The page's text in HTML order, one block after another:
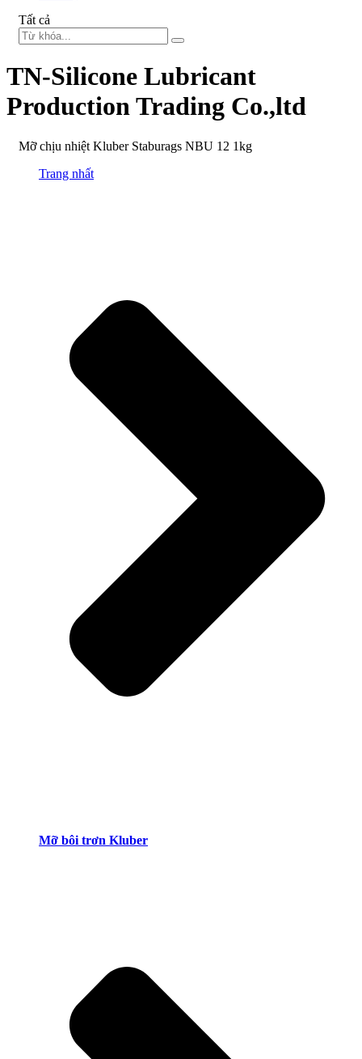
Tất cả
TN-Silicone Lubricant
Production Trading Co.,ltd
Mỡ chịu nhiệt Kluber Staburags NBU 12 1kg
Trang nhất
Mỡ bôi trơn Kluber